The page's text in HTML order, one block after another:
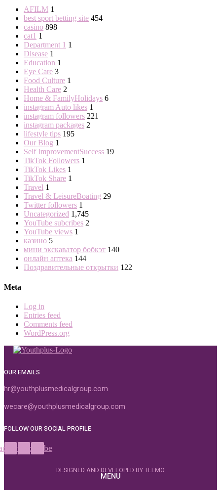
AFILM 1
best sport betting site 454
casino 898
cat1 1
Department 1 1
Disease 1
Education 1
Eye Care 3
Food Culture 1
Health Care 2
Home & FamilyHolidays 6
instagram Auto likes 1
instagram followers 221
instagram packages 2
lifestyle tips 195
Our Blog 1
Self ImprovementSuccess 19
TikTok Followers 1
TikTok Likes 1
TikTok Share 1
Travel 1
Travel & LeisureBoating 29
Twitter followers 1
Uncategorized 1,745
YouTube subcribes 2
YouTube views 1
казино 5
мини экскаватор бобкэт 140
онлайн аптека 144
Поздравительные открытки 122
Meta
Log in
Entries feed
Comments feed
WordPress.org
OUR EMAILS
hr@youthplusmedicalgroup.com
wecare@youthplusmedicalgroup.com
FOLLOW OUR SOCIAL PROFILE
InstagramYoutube
DESIGNED AND DEVELOPED BY TELMO
MENU